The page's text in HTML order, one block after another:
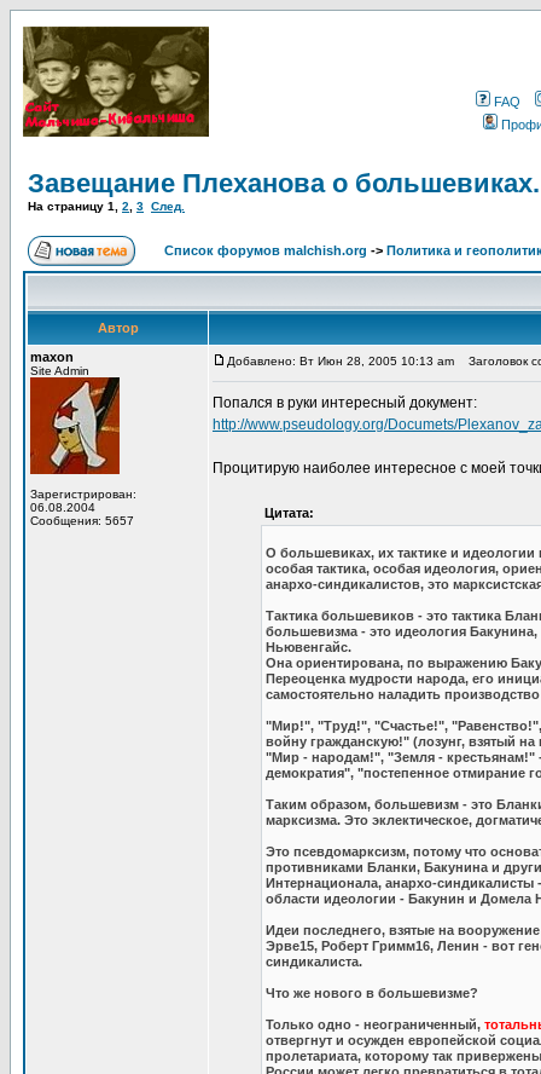
FAQ
Завещание Плеханова о большевиках.
На страницу 1 2 3 След.
Список форумов malchish.org -> Политика и
Автор
maxon
Site Admin
Зарегистрирован:
06.08.2004
Сообщения: 5657
Добавлено: Вт Июн 28, 2005 10:13 am Заголовок
Попался в руки интересный документ:
http://www.pseudology.org/Documets/
Процитирую наиболее интересное с моей
Цитата:
О большевиках, их тактике и
особая тактика, особая идеология,
анархо-синдикалистов, это
Тактика большевиков - это тактика
большевизма - это идеология
Ньювенгайс.
Она ориентирована, по выражению
Переоценка мудрости народа, его
самостоятельно наладить
"Мир!", "Труд!", "Счастье!",
войну гражданскую!" (лозунг, взятый
"Мир - народам!", "Земля - крестьянам!" -
демократия", "постепенное отмирание
Таким образом, большевизм - это
марксизма. Это эклектическое,
Это псевдомарксизм, потому что
противниками Бланки, Бакунина и
Интернационала, анархо-синдикалисты
области идеологии - Бакунин и Домела
Идеи последнего, взятые на
Эрве15, Роберт Гримм16, Ленин - вот
синдикалиста.
Что же нового в большевизме?
Только одно - неограниченный,
отвергнут и осужден европейской
пролетариата, которому так